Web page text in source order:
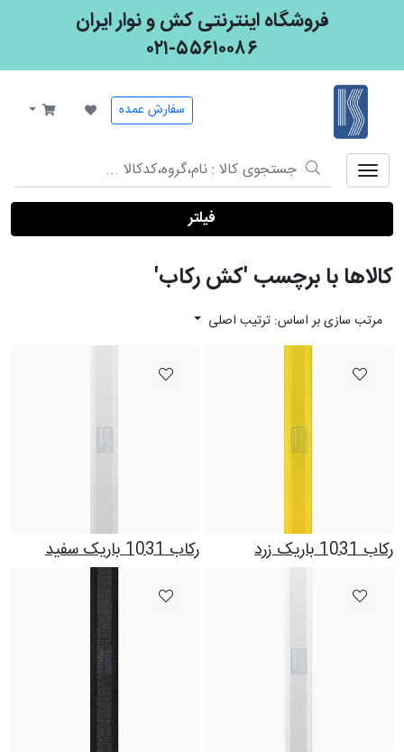
فروشگاه اینترنتی کش و نوار ایران
۰۲۱-۵۵۶۱۰۰۸۶
سفارش عمده
فیلتر
کالاها با برچسب 'کش رکاب'
مرتب سازی بر اساس: ترتیب اصلی
رکاب 1031 باریک زرد رکاب 1031 باریک سفید